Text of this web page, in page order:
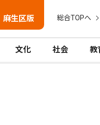
麻生区版 総合TOPへ
文化 社会 教